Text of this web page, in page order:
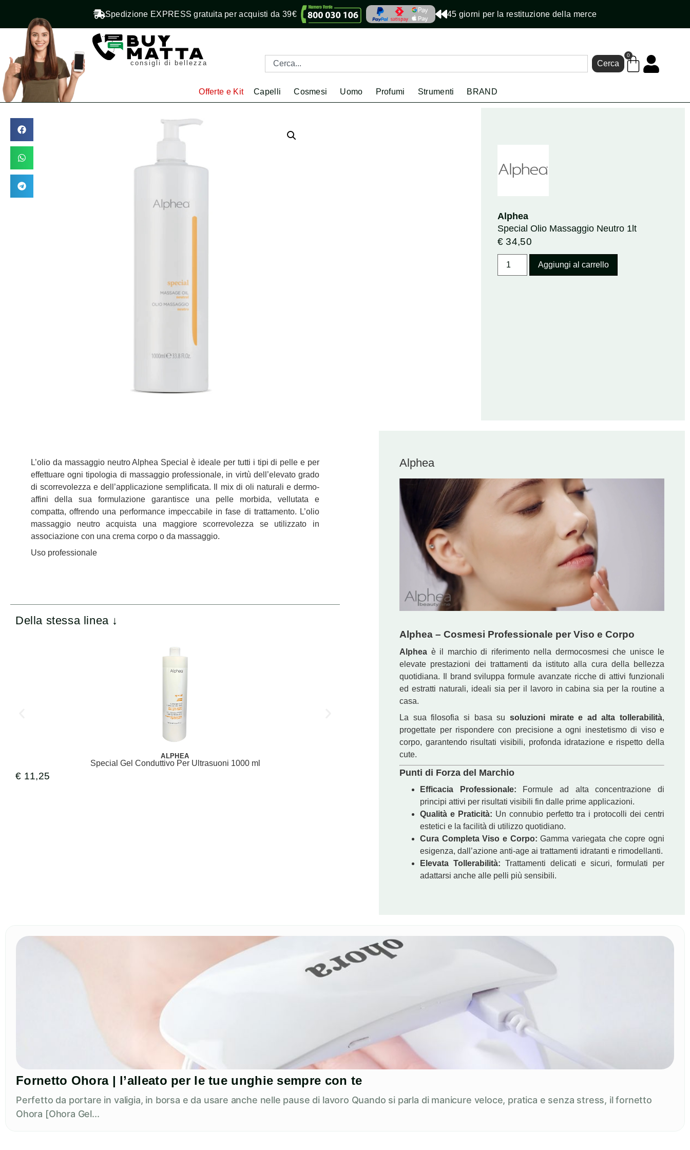
Spedizione EXPRESS gratuita per acquisti da 39€ 45 giorni per la restituzione della merce
consigli di bellezza Cerca
0
Offerte e Kit Capelli Cosmesi Uomo Profumi Strumenti BRAND
Alphea
Special Olio Massaggio Neutro 1lt
€ 34,50
Aggiungi al carrello
L’olio da massaggio neutro Alphea Special è ideale per tutti i tipi di pelle e per
effettuare ogni tipologia di massaggio professionale, in virtù dell’elevato grado
di scorrevolezza e dell’applicazione semplificata. Il mix di oli naturali e dermo-
affini della sua formulazione garantisce una pelle morbida, vellutata e
compatta, offrendo una performance impeccabile in fase di trattamento. L’olio
massaggio neutro acquista una maggiore scorrevolezza se utilizzato in
associazione con una crema corpo o da massaggio.
Uso professionale
Della stessa linea ↓
ALPHEA
Special Gel Conduttivo Per Ultrasuoni 1000 ml
€ 11,25
Special Olio Dopo Cera Aloe 1000ml
Alphea
Alphea – Cosmesi Professionale per Viso e Corpo
Alphea è il marchio di riferimento nella dermocosmesi che unisce le
elevate prestazioni dei trattamenti da istituto alla cura della bellezza
quotidiana. Il brand sviluppa formule avanzate ricche di attivi funzionali
ed estratti naturali, ideali sia per il lavoro in cabina sia per la routine a
casa.
La sua filosofia si basa su soluzioni mirate e ad alta tollerabilità,
progettate per rispondere con precisione a ogni inestetismo di viso e
corpo, garantendo risultati visibili, profonda idratazione e rispetto della
cute.
Punti di Forza del Marchio
Efficacia Professionale: Formule ad alta concentrazione di
principi attivi per risultati visibili fin dalle prime applicazioni.
Qualità e Praticità: Un connubio perfetto tra i protocolli dei centri
estetici e la facilità di utilizzo quotidiano.
Cura Completa Viso e Corpo: Gamma variegata che copre ogni
esigenza, dall’azione anti-age ai trattamenti idratanti e rimodellanti.
Elevata Tollerabilità: Trattamenti delicati e sicuri, formulati per
adattarsi anche alle pelli più sensibili.
Fornetto Ohora | l’alleato per le tue unghie sempre con te
Perfetto da portare in valigia, in borsa e da usare anche nelle pause di lavoro Quando si parla di manicure veloce, pratica e senza stress, il fornetto
Ohora [Ohora Gel...